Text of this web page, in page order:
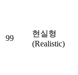
99
현실형
(Realistic)